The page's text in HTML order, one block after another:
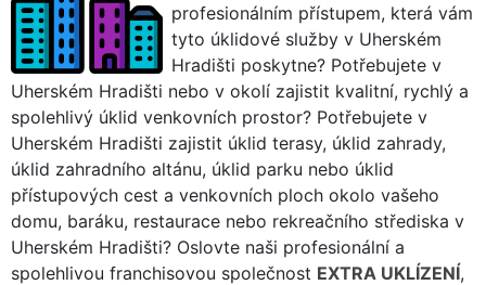
profesionálním přístupem, která vám
tyto úklidové služby v Uherském
Hradišti poskytne? Potřebujete v
Uherském Hradišti nebo v okolí zajistit kvalitní, rychlý a
spolehlivý úklid venkovních prostor? Potřebujete v
Uherském Hradišti zajistit úklid terasy, úklid zahrady,
úklid zahradního altánu, úklid parku nebo úklid
přístupových cest a venkovních ploch okolo vašeho
domu, baráku, restaurace nebo rekreačního střediska v
Uherském Hradišti? Oslovte naši profesionální a
spolehlivou franchisovou společnost EXTRA UKLÍZENÍ,